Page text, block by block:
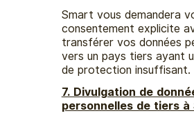
Smart vous demandera
consentement explicite
transférer vos données
vers un pays tiers ayant
de protection insuffisant.
7. Divulgation de
personnelles de tiers à